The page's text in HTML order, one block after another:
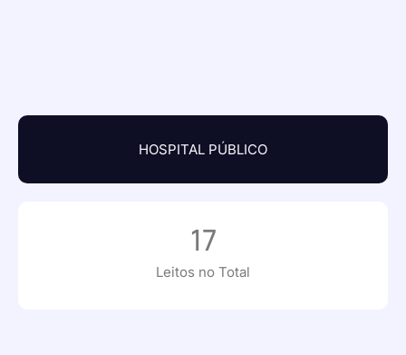
HOSPITAL PÚBLICO
Leitos no Total
17